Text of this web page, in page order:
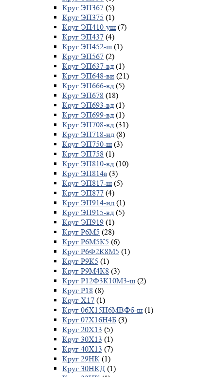
Круг ЭП367 (5)
Круг ЭП375 (1)
Круг ЭП410-уш (7)
Круг ЭП437 (4)
Круг ЭП452-ш (1)
Круг ЭП567 (2)
Круг ЭП637-вд (1)
Круг ЭП648-ви (21)
Круг ЭП666-вд (5)
Круг ЭП678 (18)
Круг ЭП693-вд (1)
Круг ЭП699-вд (1)
Круг ЭП708-вд (31)
Круг ЭП718-ид (8)
Круг ЭП750-ш (3)
Круг ЭП758 (1)
Круг ЭП810-вд (10)
Круг ЭП814а (3)
Круг ЭП817-ш (5)
Круг ЭП877 (4)
Круг ЭП914-ид (1)
Круг ЭП915-вд (5)
Круг ЭП919 (1)
Круг Р6М5 (28)
Круг Р6М5К5 (6)
Круг Р6Ф2К8М5 (1)
Круг Р9К5 (1)
Круг Р9М4К8 (3)
Круг Р12Ф3К10М3-ш (2)
Круг Р18 (8)
Круг Х17 (1)
Круг 06Х15Н6МВФб-ш (1)
Круг 07Х16Н4Б (3)
Круг 20Х13 (5)
Круг 30Х13 (1)
Круг 40Х13 (7)
Круг 29НК (1)
Круг 30НКД (1)